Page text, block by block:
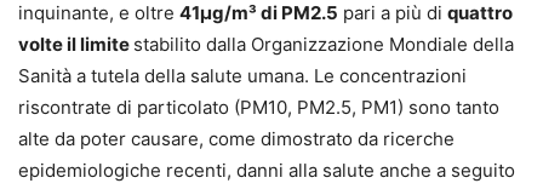
inquinante, e oltre 41μg/m³ di PM2.5 pari a più di quattro
volte il limite stabilito dalla Organizzazione Mondiale della
Sanità a tutela della salute umana. Le concentrazioni
riscontrate di particolato (PM10, PM2.5, PM1) sono tanto
alte da poter causare, come dimostrato da ricerche
epidemiologiche recenti, danni alla salute anche a seguito